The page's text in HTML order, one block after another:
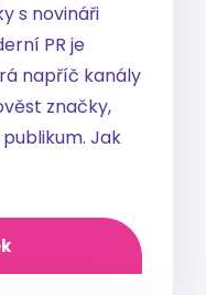
s novináři
PR je
napříč kanály
značky,
Jak